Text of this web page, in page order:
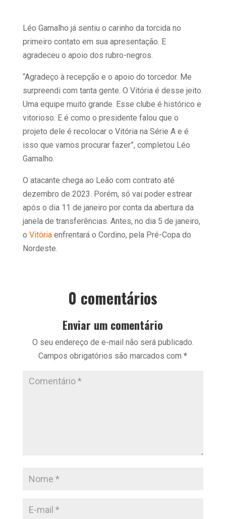
Léo Gamalho já sentiu o carinho da torcida no
primeiro contato em sua apresentação. E
agradeceu o apoio dos rubro-negros.
“Agradeço à recepção e o apoio do torcedor. Me
surpreendi com tanta gente. O Vitória é desse jeito.
Uma equipe muito grande. Esse clube é histórico e
vitorioso. E é como o presidente falou que o
projeto dele é recolocar o Vitória na Série A e é
isso que vamos procurar fazer”, completou Léo
Gamalho.
O atacante chega ao Leão com contrato até
dezembro de 2023. Porém, só vai poder estrear
após o dia 11 de janeiro por conta da abertura da
janela de transferências. Antes, no dia 5 de janeiro,
o Vitóriaenfrentará o Cordino, pela Pré-Copa do
Nordeste.
0 comentários
Enviar um comentário
O seu endereço de e-mail não será publicado.
Campos obrigatórios são marcados com*